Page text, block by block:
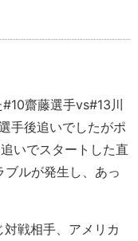
齋藤選手vs#13川
手後追いでしたがポ
いでスタートした直
ルが発生し、あっ
戦相手、アメリカ